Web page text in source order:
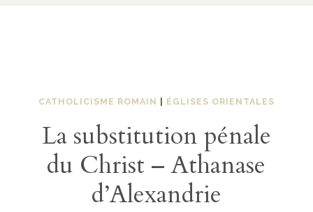
CATHOLICISME ROMAIN ÉGLISES ORIENTALES
La substitution pénale
du Christ – Athanase
d’Alexandrie